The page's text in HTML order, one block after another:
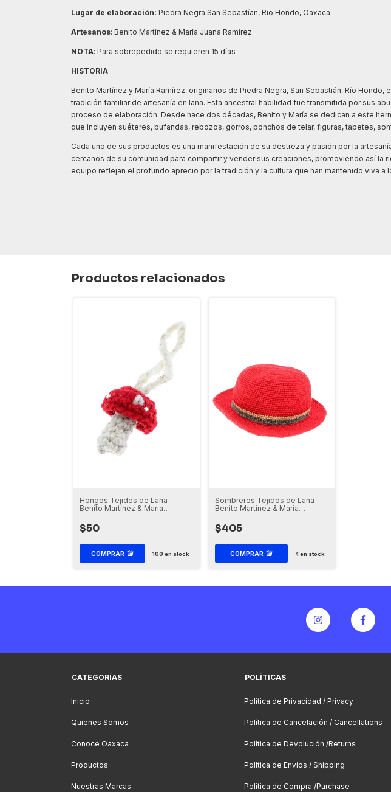
Lugar de elaboración: Piedra Negra San Sebastían, Rio Hondo, Oaxaca
Artesanos: Benito Martínez & María Juana Ramírez
NOTA: Para sobrepedido se requieren 15 días
HISTORIA
Benito Martínez y María Ramírez, originarios de Piedra Negra, San Sebastián, Río Hondo,
tradición familiar de artesanía en lana. Esta ancestral habilidad fue transmitida por sus
proceso de elaboración. Desde hace dos décadas, Benito y María se dedican a este
que incluyen suéteres, bufandas, rebozos, gorros, ponchos de telar, figuras, tapetes,
Cada uno de sus productos es una manifestación de su destreza y pasión por la
cercanos de su comunidad para compartir y vender sus creaciones, promoviendo así la
equipo reflejan el profundo aprecio por la tradición y la cultura que han mantenido viva a
Productos relacionados
Hongos Tejidos de Lana -
Benito Martínez & Maria
$50
COMPRAR 100 en stock
Sombreros Tejidos de Lana -
Benito Martínez & Maria
$405
COMPRAR 4en stock
CATEGORÍAS
Inicio
Quienes Somos
Conoce Oaxaca
Productos
Nuestras Marcas
POLÍTICAS
Política de Privacidad / Privacy
Política de Cancelación / Cancellations
Política de Devolución /Returns
Política de Envíos / Shipping
Política de Compra /Purchase